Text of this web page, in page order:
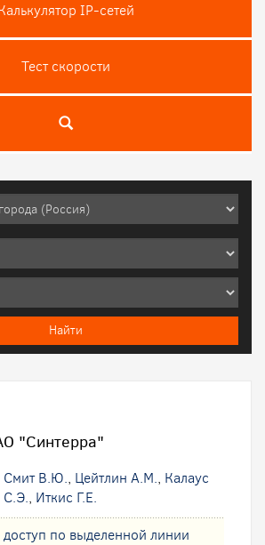
IP-сетей
Тест скороcти
"Синтерра"
Смит В.Ю., Цейтлин А.М., Калаус
С.Э., Иткис Г.Е.
доступ по выделенной линии